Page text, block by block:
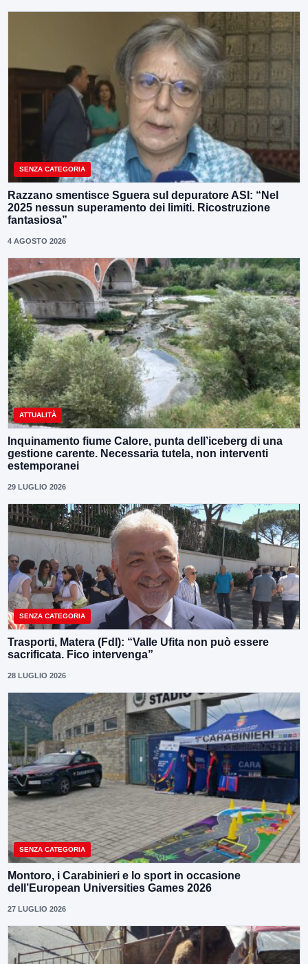
SENZA CATEGORIA
Razzano smentisce Sguera sul depuratore ASI: “Nel
2025 nessun superamento dei limiti. Ricostruzione
fantasiosa”
4 AGOSTO 2026
ATTUALITÀ
Inquinamento fiume Calore, punta dell’iceberg di una
gestione carente. Necessaria tutela, non interventi
estemporanei
29 LUGLIO 2026
SENZA CATEGORIA
Trasporti, Matera (FdI): “Valle Ufita non può essere
sacrificata. Fico intervenga”
28 LUGLIO 2026
SENZA CATEGORIA
Montoro, i Carabinieri e lo sport in occasione
dell’European Universities Games 2026
27 LUGLIO 2026